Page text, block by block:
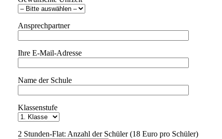
Ansprechpartner
Ihre E-Mail-Adresse
Name der Schule
Klassenstufe
2 Stunden-Flat: Anzahl der Schüler (18 Euro pro Schüler)